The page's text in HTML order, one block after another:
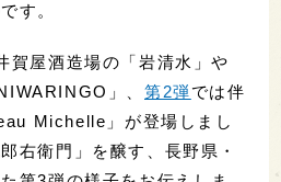
す。
賀屋酒造場の「岩清水」や
」、第2弾では伴
Michelle」が登場しまし
右衛門」を醸す、長野県・